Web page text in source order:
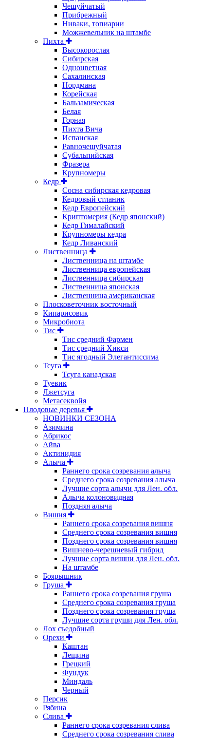
Чешуйчатый
Прибрежный
Ниваки, топиарии
Можжевельник на штамбе
Пихта
Высокорослая
Сибирская
Одноцветная
Сахалинская
Нордмана
Корейская
Бальзамическая
Белая
Горная
Пихта Вича
Испанская
Равночешуйчатая
Субальпийская
Фразера
Крупномеры
Кедр
Сосна сибирская кедровая
Кедровый стланик
Кедр Европейский
Криптомерия (Кедр японский)
Кедр Гималайский
Крупномеры кедра
Кедр Ливанский
Лиственница
Лиственница на штамбе
Лиственница европейская
Лиственница сибирская
Лиственница японская
Лиственница американская
Плосковеточник восточный
Кипарисовик
Микробиота
Тис
Тис средний Фармен
Тис средний Хикси
Тис ягодный Элегантиссима
Тсуга
Тсуга канадская
Туевик
Лжетсуга
Метасеквойя
Плодовые деревья
НОВИНКИ СЕЗОНА
Азимина
Абрикос
Айва
Актинидия
Алыча
Раннего срока созревания алыча
Среднего срока созревания алыча
Лучшие сорта алычи для Лен. обл.
Алыча колоновидная
Поздняя алыча
Вишня
Раннего срока созревания вишня
Среднего срока созревания вишня
Позднего срока созревания вишня
Вишнево-черешневый гибрид
Лучшие сорта вишни для Лен. обл.
На штамбе
Боярышник
Груша
Раннего срока созревания груша
Среднего срока созревания груша
Позднего срока созревания груша
Лучшие сорта груши для Лен. обл.
Лох съедобный
Орехи
Каштан
Лещина
Грецкий
Фундук
Миндаль
Черный
Персик
Рябина
Слива
Раннего срока созревания слива
Среднего срока созревания слива